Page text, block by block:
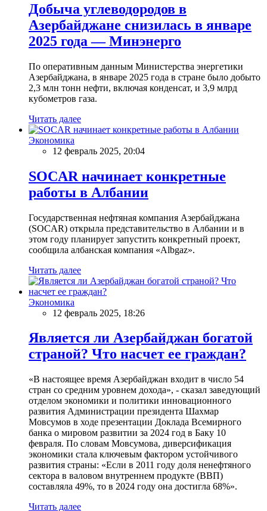
Добыча углеводородов в
Азербайджане снизилась в январе
2025 года — Минэнерго
По оперативным данным Министерства энергетики
Азербайджана, в январе 2025 года в стране было добыто
2,3 млн тонн нефти, включая конденсат, и 3,9 млрд
кубометров газа.
Читать далее
Экономика
12 февраль 2025, 20:04
SOCAR начинает конкретные
работы в Албании
Государственная нефтяная компания Азербайджана
(SOCAR) открыла представительство в Албании и в
этом году планирует запустить конкретный проект,
сообщила албанская компания «Albgaz».
Читать далее
Экономика
12 февраль 2025, 18:26
Является ли Азербайджан богатой
страной? Что насчет ее граждан?
«В настоящее время Азербайджан входит в число 54
стран со средним уровнем дохода», - сказал заведующий
отделом экономики и политики инновационного
развития Администрации президента Шахмар
Мовсумов в ходе презентации Доклада Всемирного
банка о мировом развитии за 2024 год в Баку 10
февраля. По словам Мовсумова, диверсификация
экономики стала ключевым фактором устойчивого
развития страны: «Если в 2011 году доля ненефтяного
сектора в валовом внутреннем продукте (ВВП)
составляла 49%, то в 2024 году она достигла 68%».
Читать далее